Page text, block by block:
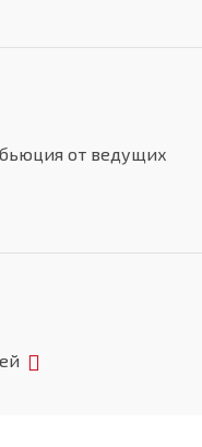
от ведущих